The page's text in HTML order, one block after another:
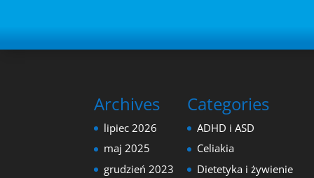
Archives
lipiec 2026
maj 2025
grudzień 2023
Categories
ADHD i ASD
Celiakia
Dietetyka i żywienie